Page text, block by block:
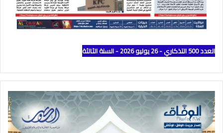
العدد 500 التذكاري - 26 يوليو 2026 - السنة الثالثة